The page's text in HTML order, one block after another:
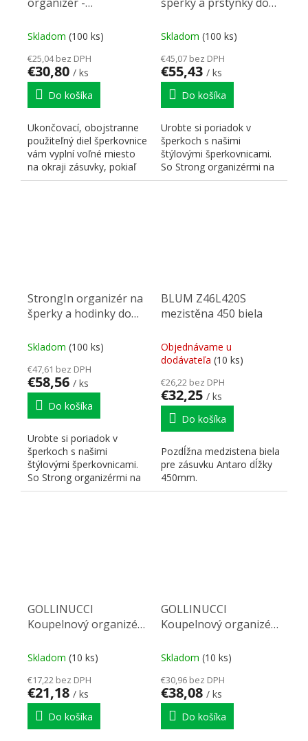
šperkovnice do šuplíku
500mm
Skladom (100 ks)
€25,04 bez DPH
€30,80 / ks
Do košíka
Ukončovací, obojstranne
použiteľný diel šperkovnice
vám vyplní voľné miesto
na okraji zásuvky, pokiaľ
vám nejaké po...
skříně 500mm
Skladom (100 ks)
€45,07 bez DPH
€55,43 / ks
Do košíka
Urobte si poriadok v
šperkoch s našimi
štýlovými šperkovnicami.
So Strong organizérmi na
prstene, náušnice,
StrongIn organizér na
šperky a hodinky do
skříně 500mm
Skladom (100 ks)
€47,61 bez DPH
€58,56 / ks
Do košíka
Urobte si poriadok v
šperkoch s našimi
štýlovými šperkovnicami.
So Strong organizérmi na
prstene, náušnice,
BLUM Z46L420S
mezistěna 450 biela
Objednávame u
dodávateľa (10 ks)
€26,22 bez DPH
€32,25 / ks
Do košíka
Pozdĺžna medzistena biela
pre zásuvku Antaro dĺžky
450mm.
GOLLINUCCI
Koupelnový organizér
350mm
antracit
Skladom (10 ks)
€17,22 bez DPH
€21,18 / ks
Do košíka
GOLLINUCCI
Koupelnový organizér
450mm
antracit
Skladom (10 ks)
€30,96 bez DPH
€38,08 / ks
Do košíka